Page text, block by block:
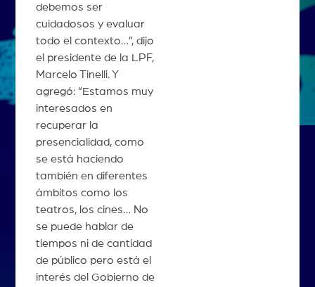
debemos ser
cuidadosos y evaluar
todo el contexto…”, dijo
el presidente de la LPF,
Marcelo Tinelli. Y
agregó: “Estamos muy
interesados en
recuperar la
presencialidad, como
se está haciendo
también en diferentes
ámbitos como los
teatros, los cines… No
se puede hablar de
tiempos ni de cantidad
de público pero está el
interés del Gobierno de